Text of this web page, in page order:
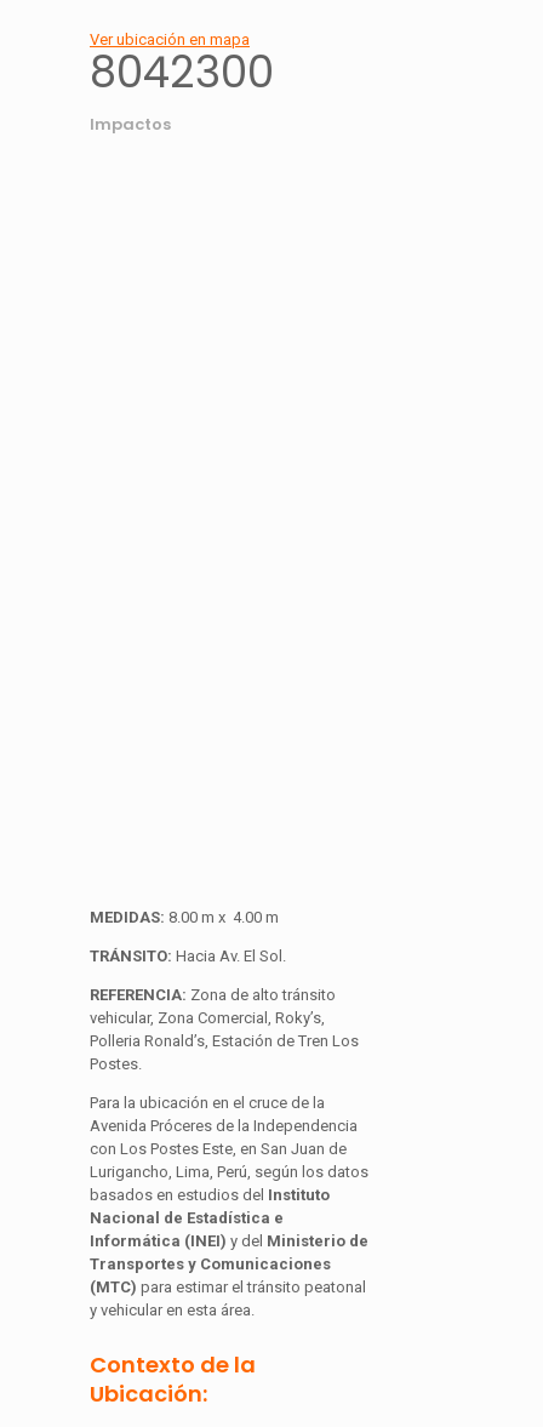
Ver ubicación en mapa
8042300
Impactos
MEDIDAS: 8.00 m x 4.00 m
TRÁNSITO: Hacia Av. El Sol.
REFERENCIA: Zona de alto tránsito
vehicular, Zona Comercial, Roky’s,
Polleria Ronald’s, Estación de Tren Los
Postes.
Para la ubicación en el cruce de la
Avenida Próceres de la Independencia
con Los Postes Este, en San Juan de
Lurigancho, Lima, Perú, según los datos
basados en estudios del Instituto
Nacional de Estadística e
Informática (INEI) y del Ministerio de
Transportes y Comunicaciones
(MTC) para estimar el tránsito peatonal
y vehicular en esta área.
Contexto de la
Ubicación: